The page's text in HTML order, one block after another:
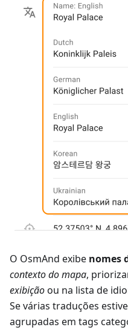
O OsmAnd exibe nomes
contexto do mapa,
exibiçãoou na lista de
Se várias traduções
agrupadas em tags